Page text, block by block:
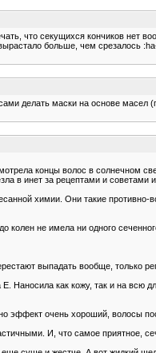
что секущихся кончиков нет
больше, чем срезалось
делать маски на основе масел
концы волос в солнечном
в инет за рецептами и советами
химии. Они такие
колен не имела ни одного
выпадать вообще, только
Наносила как кожу, так и на всю
эффект очень хороший, волосы
И, что самое приятное,